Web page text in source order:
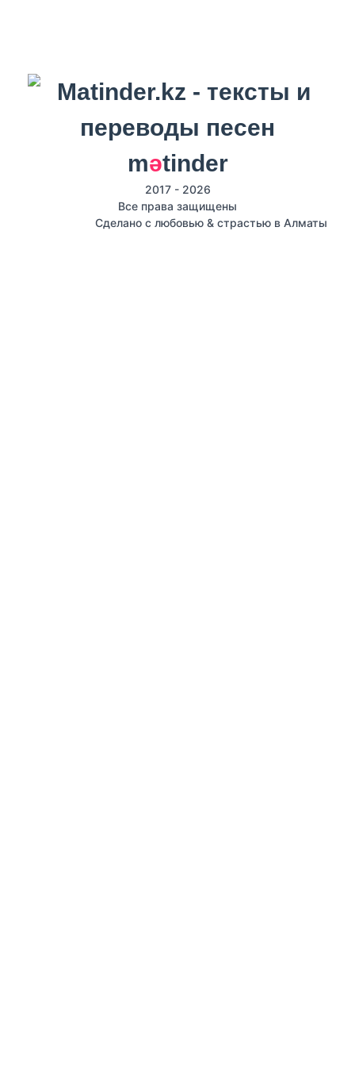
mәtinder
2017 - 2026
Все права защищены
Сделано с любовью & страстью в Алматы